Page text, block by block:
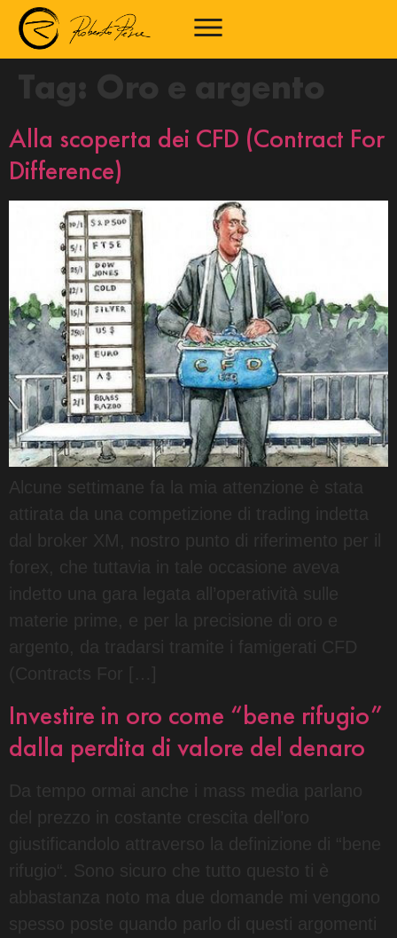
Tag: Oro e argento
Alla scoperta dei CFD (Contract For
Difference)
Alcune settimane fa la mia attenzione è stata
attirata da una competizione di trading indetta
dal broker XM, nostro punto di riferimento per il
forex, che tuttavia in tale occasione aveva
indetto una gara legata all’operatività sulle
materie prime, e per la precisione di oro e
argento, da tradarsi tramite i famigerati CFD
(Contracts For […]
Investire in oro come “bene rifugio”
dalla perdita di valore del denaro
Da tempo ormai anche i mass media parlano
del prezzo in costante crescita dell’oro
giustificandolo attraverso la definizione di “bene
rifugio“. Sono sicuro che tutto questo ti è
abbastanza noto ma due domande mi vengono
spesso poste quando parlo di questi argomenti